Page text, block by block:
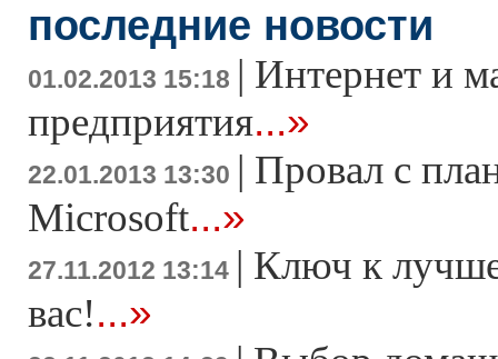
последние новости
01.02.2013 15:18 | Интернет и
предприятия...»
22.01.2013 13:30 | Провал с
Microsoft...»
27.11.2012 13:14 | Ключ к
вас!...»